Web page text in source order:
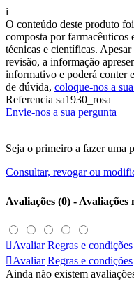
i
O conteúdo deste produto
composta por farmacêuticos
técnicas e científicas.
revisão, a informação
informativo e poderá conter
de dúvida, coloque-nos a
Referencia sa1930_rosa
Envie-nos a sua pergunta
Seja o primeiro a fazer uma
Consultar, revogar ou
Avaliações (0) - Avaliações
Avaliar Regras e condições
Avaliar Regras e condições
Ainda não existem